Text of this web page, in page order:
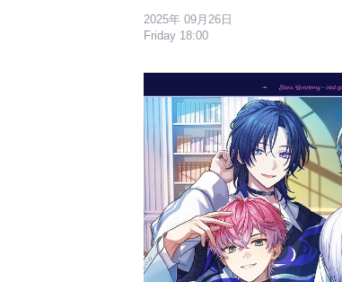
2025年 09月26日
Friday 18:00